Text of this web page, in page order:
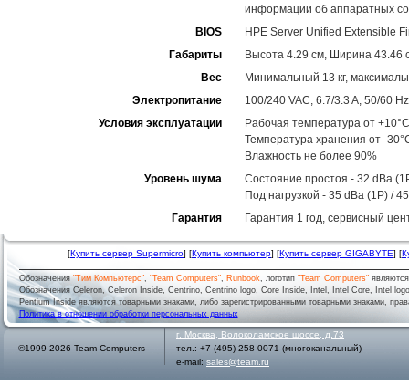
информации об аппаратных
BIOS
HPE Server Unified Extensible
Габариты
Высота 4.29 см, Ширина 43.46
Вес
Минимальный 13 кг,
Электропитание
100/240 VAC, 6.7/3.3 A, 50/60 Hz
Условия эксплуатации
Рабочая температура от
Температура хранения от -
Влажность не более 90%
Уровень шума
Состояние простоя - 32 dBa
Под нагрузкой - 35 dBa (1P) /
Гарантия
Гарантия 1 год, сервисный
[Купить сервер Supermicro] [Купить компьютер] [Купить сервер GIGABYTE] [
Обозначения"Тим Компьютерс", "Team Computers", Runbook, логотип "Team Computers"
Обозначения Celeron, Celeron Inside, Centrino, Centrino logo, Core Inside, Intel, Intel Core, Intel
Pentium Inside являются товарными знаками, либо зарегистрированными товарными знаками,
Политика в отношении обработки персональных данных
©1999-2026 Team Computers
г. Москва
Волоколамское шоссе, д.73
тел.: +7 (495) 258-0071 (многоканальный)
e-mail: sales@team.ru